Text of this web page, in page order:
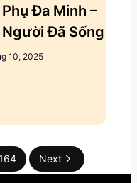
Đa Minh –
Đã Sống
10, 2025
164 Next